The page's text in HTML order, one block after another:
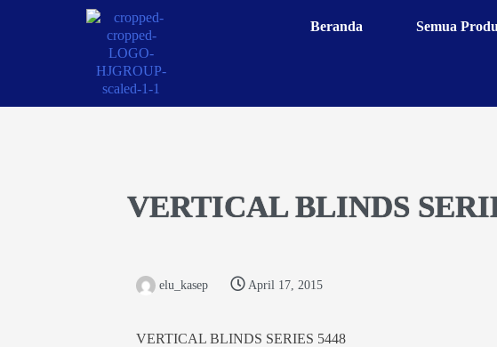
Beranda Semua
VERTICAL BLINDS
elu_kasep April 17, 2015
VERTICAL BLINDS SERIES 5448